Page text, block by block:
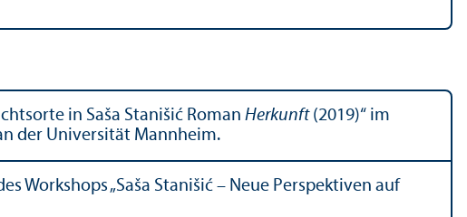
in Saša Stanišić Roman Herkunft (2019)“ im
der Universität Mannheim.
Workshops „Saša Stanišić – Neue Perspektiven auf